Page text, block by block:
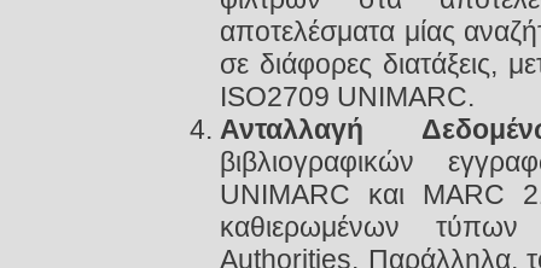
αποτελέσματα μίας
σε διάφορες διατάξεις,
ISO2709 UNIMARC.
Ανταλλαγή
βιβλιογραφικών
UNIMARC και MARC
καθιερωμένων
Authorities. Παράλληλα,